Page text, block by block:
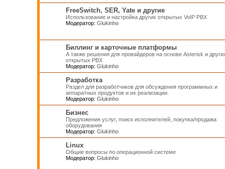
FreeSwitch, SER, Yate и другие
Использование и настройка других открытых VoIP PBX
Модератор: Glukinho
Биллинг и карточные платформы
А также решения для провайдеров на основе Asterisk и
открытых PBX
Модератор: Glukinho
Разработка
Раздел для разработчиков для обсуждения программных и
аппаратных продуктов и их реализации.
Модератор: Glukinho
Бизнес
Предложения услуг, поиск исполнителей, покупка/продажа
оборудования
Модератор: Glukinho
Linux
Общие вопросы по операционной системе
Модератор: Glukinho